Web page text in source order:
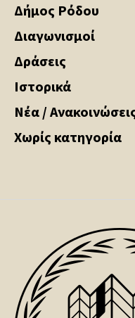
Δήμος Ρόδου
Διαγωνισμοί
Δράσεις
Ιστορικά
Νέα /
Χωρίς κατηγορία